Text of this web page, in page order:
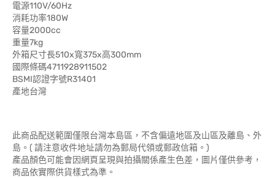
電源110V/60Hz
消耗功率180W
容量2000cc
重量7kg
外箱尺寸長510x寬375x高300mm
國際條碼4711928911502
BSMI認證字號R31401
產地台灣
此商品配送範圍僅限台灣本島區，不含偏遠地區及山區及離島、外
島。( 請注意收件地址請勿為郵局代領或郵政信箱。)
產品顏色可能會因網頁呈現與拍攝關係產生色差，圖片僅供參考，
商品依實際供貨樣式為準。